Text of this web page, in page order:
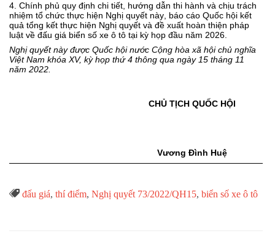
4 Chính phủ quy định chi tiết , hướng dẫn thi hành và chịu trách
nhiệm tổ chức thực hiện Nghị quyết này báo cáo Quốc hội kết
quả tổng kết thực hiện Nghị quyết và đề xuất hoàn thiện pháp
luật về đấu giá biển số xe ô tô tại kỳ họp đầu năm 2026
Nghị quyết này được Quốc hội nước Cộng hòa xã hội chủ nghĩa
Việt Nam khóa XV, kỳ họp thứ 4 thông qua ngày 15 tháng 11
năm 2022.
CHỦ TỊCH QUỐC HỘI
Vương Đình Huệ
Từ
đấu giá, thí điểm, Nghị quyết 73/2022/QH15, biển số xe ô tô